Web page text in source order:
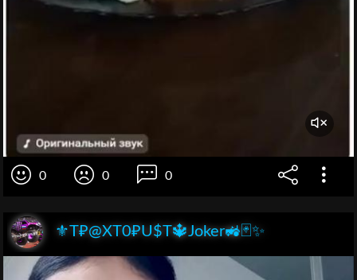
0 0 0
⚜️T₽@XT0₽U$T🔱Joker🚜🃏✨